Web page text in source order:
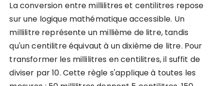
La conversion entre millilitres et centilitres repose
sur une logique mathématique accessible. Un
millilitre représente un millième de litre, tandis
qu'un centilitre équivaut à un dixième de litre. Pour
transformer les millilitres en centilitres, il suffit de
diviser par 10. Cette règle s'applique à toutes les